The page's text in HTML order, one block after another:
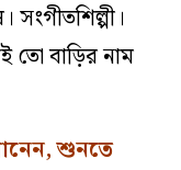
সংগীতশিল্পী।
তো বাড়ির নাম
শুনতে